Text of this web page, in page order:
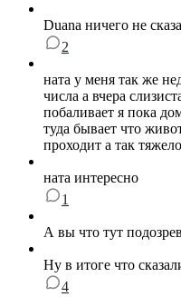
Duana ничего не
2
ната у меня так же
числа а вчера
побаливает я пока
туда бывает что
проходит а так
ната интересно
1
А вы что тут
Ну в итоге что
4